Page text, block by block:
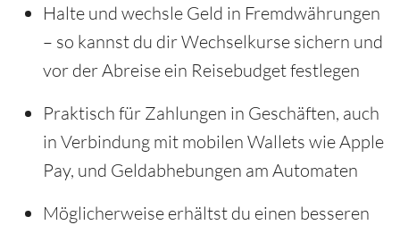
Halte und wechsle Geld in Fremdwährungen
– so kannst du dir Wechselkurse sichern und
vor der Abreise ein Reisebudget festlegen
Praktisch für Zahlungen in Geschäften, auch
in Verbindung mit mobilen Wallets wie Apple
Pay, und Geldabhebungen am Automaten
Möglicherweise erhältst du einen besseren